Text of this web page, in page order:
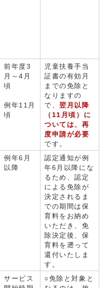
前年度3
月～4月
頃
例年11月
頃
児童扶養手当
証書の有効月
までの免除と
なりますの
で、翌月以降
（11月頃）に
ついては、再
度申請が必要
です。
例年6月
以降
認定通知が例
年6月以降にな
るため、認定
による免除が
決定されるま
での期間は保
育料をお納め
いただき、免
除決定後、保
育料を遡って
還付いたしま
す。
サービス
○免除と対象と